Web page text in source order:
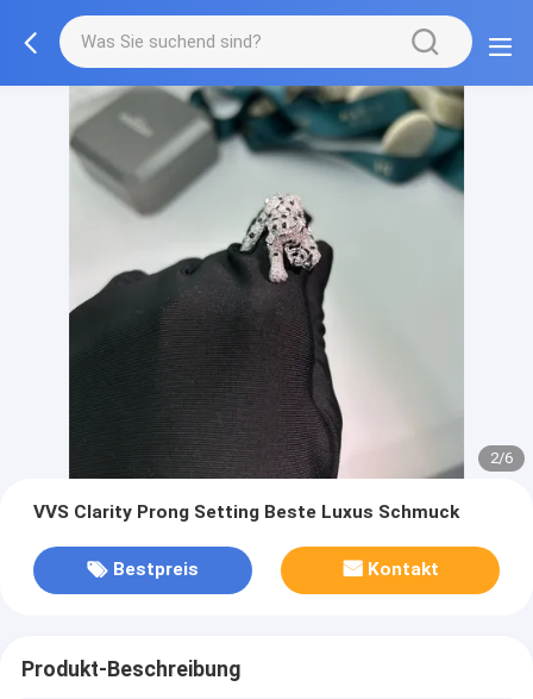
2/6
VVS Clarity Prong Setting Beste Luxus Schmuck
Bestpreis Kontakt
Produkt-Beschreibung